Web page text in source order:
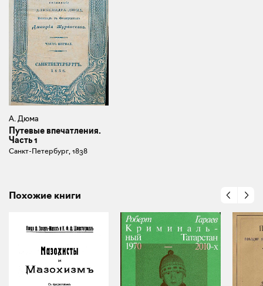
А. Дюма
Путевые впечатления.
Часть 1
Санкт-Петербург, 1838
Похожие книги